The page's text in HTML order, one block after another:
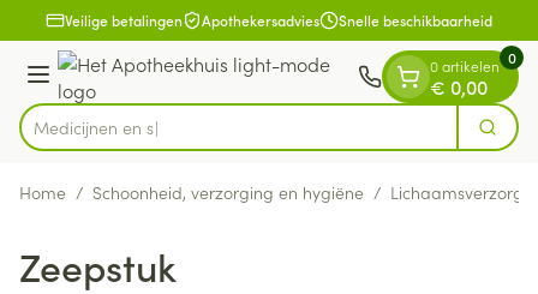
Ga naar de inhoud
1 van 1Veilige betalingen Apothekersadvies Snelle beschikbaarheid
Menu
Product, merk, categorie...
Zoek
0 artikelen
€ 0,00
0
Home / Schoonheid, verzorging en hygiëne /
Zeepstuk